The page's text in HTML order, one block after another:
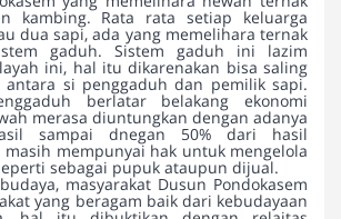
kambing. Rata rata setiap keluarga
dua sapi, ada yang memelihara ternak
gaduh. Sistem gaduh ini lazim
ini, hal itu dikarenakan bisa saling
antara si penggaduh dan pemilik sapi.
berlatar belakang ekonomi
merasa diuntungkan dengan adanya
sampai dnegan 50% dari hasil
mempunyai hak untuk mengelola
sebagai pupuk ataupun dijual.
masyarakat Dusun Pondokasem
yang beragam baik dari kebudayaan